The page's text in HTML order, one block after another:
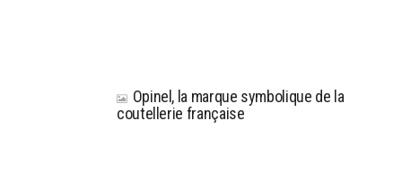
Opinel, la marque symbolique de la
coutellerie française